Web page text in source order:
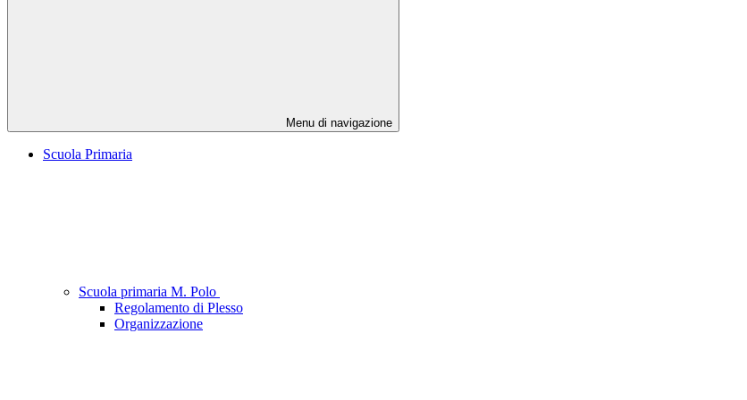
Menu di navigazione
Scuola Primaria
Scuola primaria M. Polo
Regolamento di Plesso
Organizzazione